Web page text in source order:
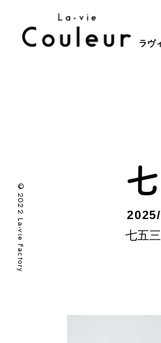
ラヴ
©2022 La-vie Factory
七五三